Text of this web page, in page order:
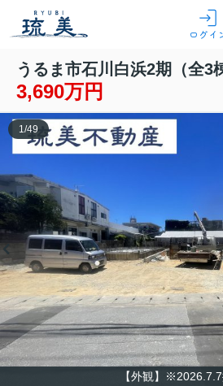
ログイ
うるま市石川白浜2期（全3
3,690万円
【外観】
1 /49